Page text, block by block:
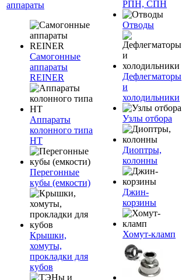
аппараты
Самогонные
аппараты
REINER
Аппараты
колонного типа
НТ
Перегонные
кубы (емкости)
Крышки,
хомуты,
прокладки для
кубов
РПН, СПН
Отводы
Дефлегматоры
и
холодильники
Узлы отбора
Диоптры,
колонны
Джин-
корзины
Хомут-кламп